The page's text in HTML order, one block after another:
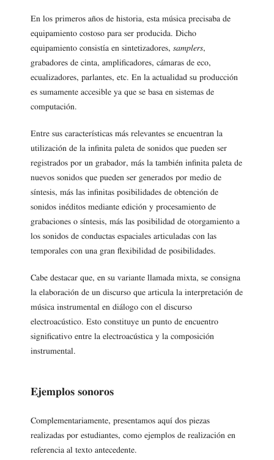
En los primeros años de historia, esta música precisaba de
equipamiento costoso para ser producida. Dicho
equipamiento consistía en sintetizadores, samplers,
grabadores de cinta, amplificadores, cámaras de eco,
ecualizadores, parlantes, etc. En la actualidad su producción
es sumamente accesible ya que se basa en sistemas de
computación.
Entre sus características más relevantes se encuentran la
utilización de la infinita paleta de sonidos que pueden ser
registrados por un grabador, más la también infinita paleta de
nuevos sonidos que pueden ser generados por medio de
síntesis, más las infinitas posibilidades de obtención de
sonidos inéditos mediante edición y procesamiento de
grabaciones o síntesis, más las posibilidad de otorgamiento a
los sonidos de conductas espaciales articuladas con las
temporales con una gran flexibilidad de posibilidades.
Cabe destacar que, en su variante llamada mixta, se consigna
la elaboración de un discurso que articula la interpretación de
música instrumental en diálogo con el discurso
electroacústico. Esto constituye un punto de encuentro
significativo entre la electroacústica y la composición
instrumental.
Ejemplos sonoros
Complementariamente, presentamos aquí dos piezas
realizadas por estudiantes, como ejemplos de realización en
referencia al texto antecedente.